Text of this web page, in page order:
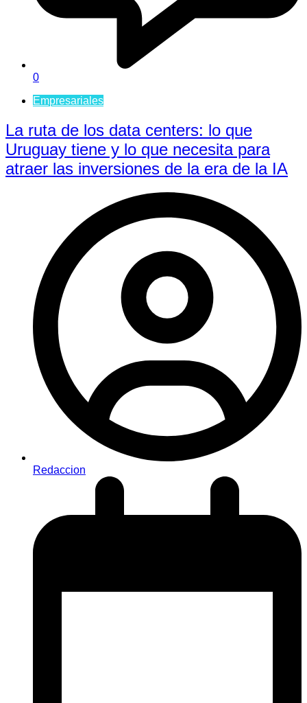
0
Empresariales
La ruta de los data centers: lo que
Uruguay tiene y lo que necesita para
atraer las inversiones de la era de la IA
Redaccion